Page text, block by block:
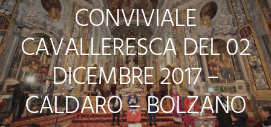
CONVIVIALE
CAVALLERESCA DEL 02
DICEMBRE 2017 –
CALDARO – BOLZANO